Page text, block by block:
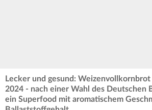
Lecker und gesund:
2024 - nach einer Wahl des Deutschen
ein Superfood mit aromatischem